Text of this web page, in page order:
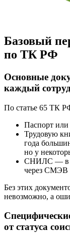
Базовый
по ТК РФ
Основные
каждый
По статье 65 ТК
Паспорт
Трудовую
года
но у
СНИЛС — в
через СМЭВ
Без этих
невозможно, а
от статуса